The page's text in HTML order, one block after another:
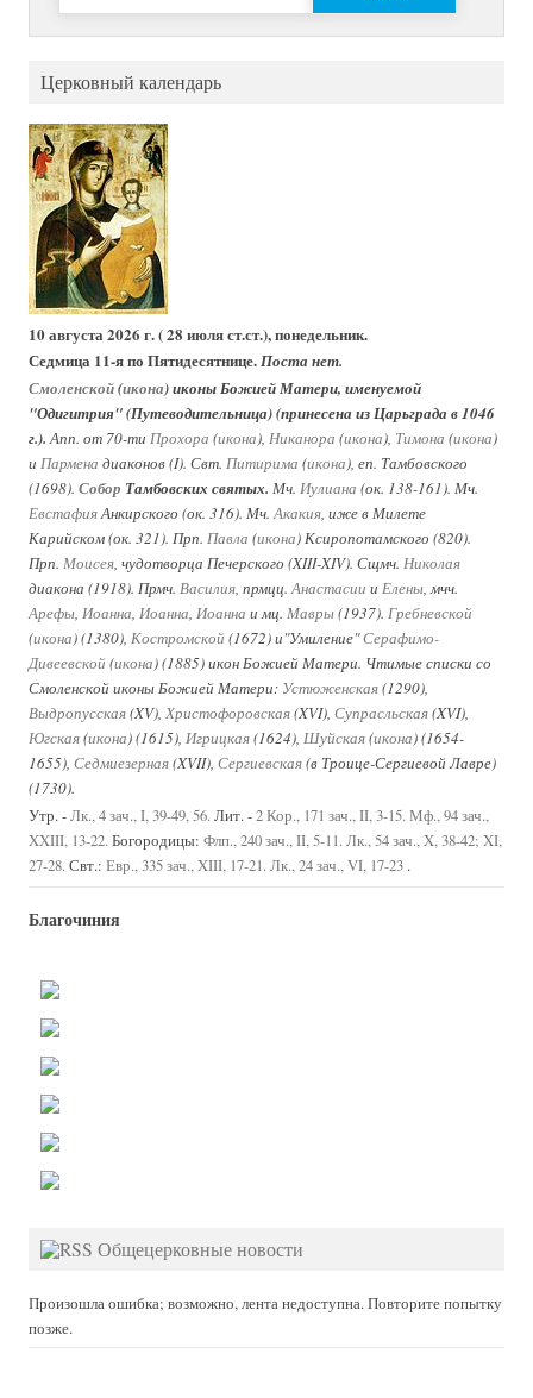
Церковный календарь
10 августа 2026 г. ( 28 июля ст.ст.), понедельник.
Седмица 11-я по Пятидесятнице.Поста нет.
Смоленской(икона) иконы Божией Матери, именуемой
"Одигитрия" (Путеводительница) (принесена из Царьграда в 1046
г.).Апп. от 70-ти Прохора (икона), Никанора (икона), Тимона (икона)
и Пармена диаконов (I). Свт. Питирима (икона), еп. Тамбовского
(1698). Собор Тамбовских святых. Мч. Иулиана (ок. 138-161). Мч.
ЕвстафияАнкирского (ок. 316). Мч.Акакия, иже в Милете
Карийском (ок. 321). Прп. Павла (икона) Ксиропотамского (820).
Прп. Моисея, чудотворца Печерского (XIII-XIV). Сщмч. Николая
диакона (1918). Прмч. Василия, прмцц.Анастасии и Елены, мчч.
Арефы, Иоанна, Иоанна, Иоанна и мц. Мавры(1937). Гребневской
(икона) (1380), Костромской (1672) и"Умиление"Серафимо-
Дивеевской (икона) (1885) икон Божией Матери. Чтимые списки со
Смоленской иконы Божией Матери: Устюженская(1290),
Выдропусская(XV), Христофоровская(XVI), Супрасльская(XVI),
Югская(икона) (1615), Игрицкая(1624), Шуйская(икона) (1654-
1655), Седмиезерная(XVII), Сергиевская(в Троице-Сергиевой Лавре)
(1730).
Утр. -Лк., 4 зач., I, 39-49, 56. Лит. -2 Кор., 171 зач., II, 3-15. Мф., 94 зач.,
XXIII, 13-22. Богородицы: Флп., 240 зач., II, 5-11. Лк., 54 зач., X, 38-42; XI,
27-28. Свт.: Евр., 335 зач., XIII, 17-21. Лк., 24 зач., VI, 17-23 .
Благочиния
Общецерковные новости
Произошла ошибка; возможно, лента недоступна. Повторите попытку
позже.